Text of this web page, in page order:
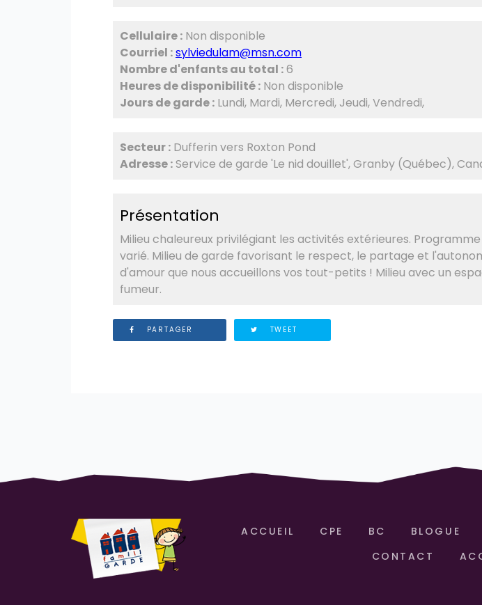
Cellulaire : Non disponible
Courriel :sylviedulam@msn.com
Nombre d'enfants au total :6
Heures de disponibilité : Non disponible
Jours de garde : Lundi, Mardi, Mercredi, Jeudi, Vendredi,
Secteur : Dufferin vers Roxton Pond
Adresse :Service de garde 'Le nid douillet', Granby (Québec),
Présentation
Milieu chaleureux privilégiant les activités extérieures.
varié. Milieu de garde favorisant le respect, le partage et
d'amour que nous accueillons vos tout-petits ! Milieu avec un
fumeur.
PARTAGER TWEET
ACCUEIL CPE BC BLOGUE
CONTACT